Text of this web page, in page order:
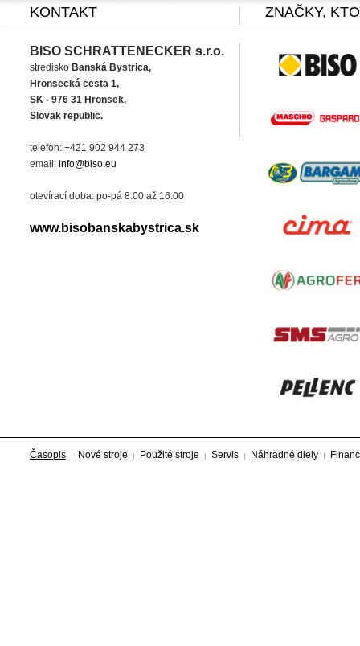
KONTAKT
BISO SCHRATTENECKER s.r.o.
stredisko Banská Bystrica,
Hronsecká cesta 1,
SK - 976 31 Hronsek,
Slovak republic.
telefon: +421 902 944 273
email: info@biso.eu
otevírací doba: po-pá 8:00 až 16:00
www.bisobanskabystrica.sk
ZNAČKY,
Časopis Nové stroje Použité stroje Servis Náhradné diely